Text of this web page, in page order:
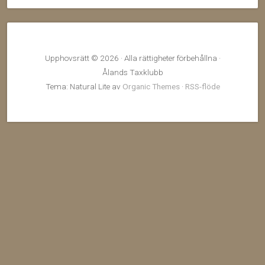
Upphovsrätt © 2026 · Alla rättigheter förbehållna ·
Ålands Taxklubb
Tema: Natural Lite av Organic Themes· RSS-flöde